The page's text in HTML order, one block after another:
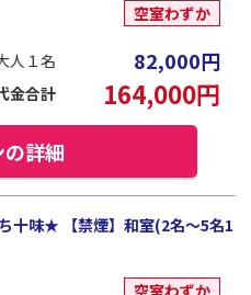
空室わずか
人１名 82,000円
金合計 164,000円
詳細
味★ 【禁煙】和室(2名～5名1
空室わずか